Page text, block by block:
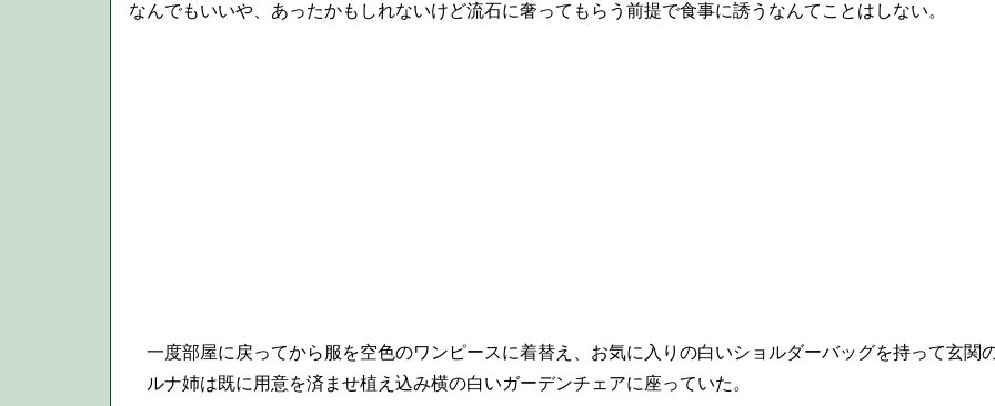
なんでもいいや、あったかもしれないけど流石に奢ってもらう前提で食事に誘うなんてことはしない。
一度部屋に戻ってから服を空色のワンピースに着替え、お気に入りの白いショルダーバッグを持って玄関
ルナ姉は既に用意を済ませ植え込み横の白いガーデンチェアに座っていた。